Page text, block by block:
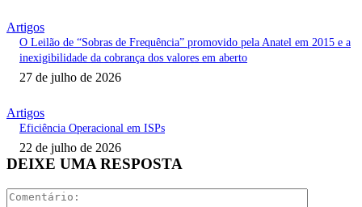
Artigos
O Leilão de “Sobras de Frequência” promovido pela Anatel em 2015 e a
inexigibilidade da cobrança dos valores em aberto
27 de julho de 2026
Artigos
Eficiência Operacional em ISPs
22 de julho de 2026
DEIXE UMA RESPOSTA